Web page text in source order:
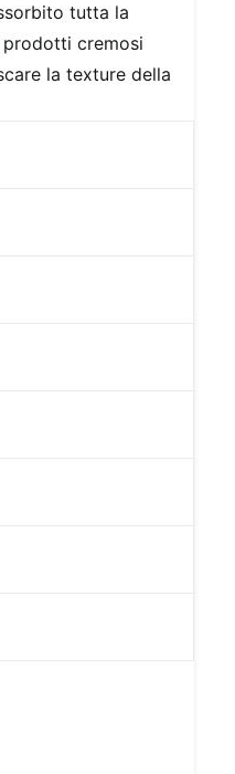
tutta la
cremosi
la texture della